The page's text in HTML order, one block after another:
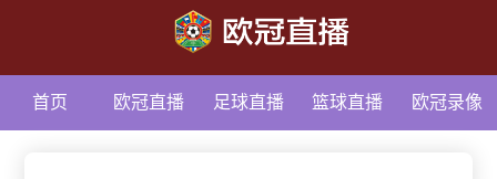
首页 欧冠直播 足球直播 篮球直播 欧冠录像